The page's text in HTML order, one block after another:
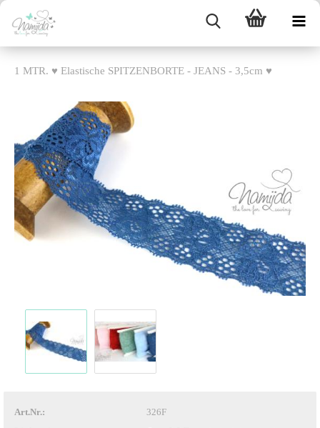
1 MTR. ♥ Elastische SPITZENBORTE - JEANS - 3,5cm ♥
Art.Nr.:
326F